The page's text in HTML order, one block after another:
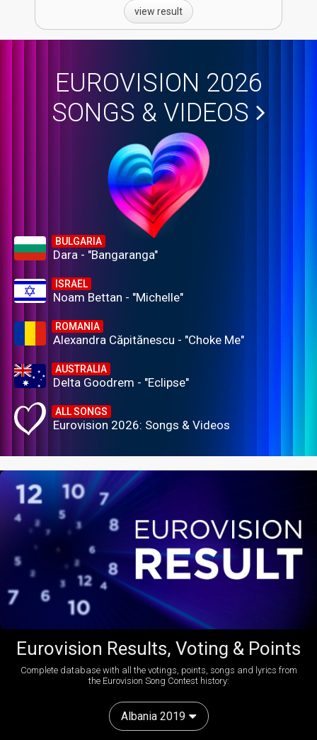
view result
EUROVISION 2026
SONGS & VIDEOS
BULGARIA
Dara - "Bangaranga"
ISRAEL
Noam Bettan - "Michelle"
ROMANIA
Alexandra Căpitănescu - "Choke Me"
AUSTRALIA
Delta Goodrem - "Eclipse"
ALL SONGS
Eurovision 2026: Songs & Videos
Eurovision Results, Voting & Points
Complete database with all the votings, points, songs and lyrics from
the Eurovision Song Contest history:
Albania 2019